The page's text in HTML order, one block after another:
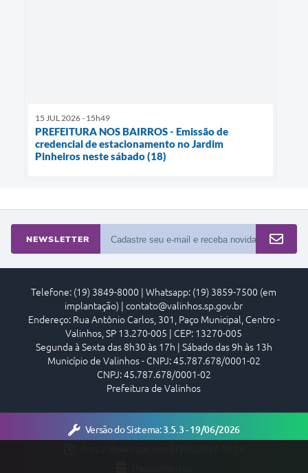
15 JUL 2026 - 15h49
PREFEITURA NOS BAIRROS - Emissão de
credencial de estacionamento no Jardim
Pinheiros neste sábado (18)
NEWSLETTER
Telefone: (19) 3849-8000 | Whatsapp: (19) 3859-7500 (em
implantação) | contato@valinhos.sp.gov.br
Endereço: Rua Antônio Carlos, 301, Paço Municipal, Centro -
Valinhos, SP 13.270-005 | CEP: 13270-005
Segunda à Sexta das 8h30 às 17h | Sábado das 9h às 13h
Município de Valinhos - CNPJ: 45.787.678/0001-02
CNPJ: 45.787.678/0001-02
Prefeitura de Valinhos
Versão do Sistema:3.5.3 - 19/06/2026